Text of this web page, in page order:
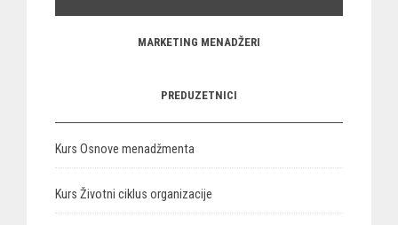
MARKETING MENADŽERI
PREDUZETNICI
Kurs Osnove menadžmenta
Kurs Životni ciklus organizacije